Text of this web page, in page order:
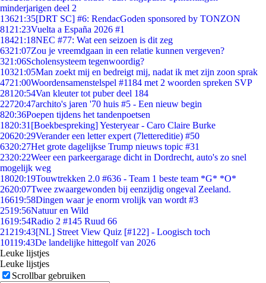
minderjarigen deel 2
13621:35[DRT SC] #6: RendacGoden sponsored by TONZON
81 21:23Vuelta a España 2026 #1
18421:18NEC #77: Wat een seizoen is dit zeg
6321:07Zou je vreemdgaan in een relatie kunnen vergeven?
321:06Scholensysteem tegenwoordig?
10321:05Man zoekt mij en bedreigt mij, nadat ik met zijn zoon sprak
4721:00Woordensamenstelspel #1184 met 2 woorden spreken SVP
281 20:54Van kleuter tot puber deel 184
22720:47archito's jaren '70 huis #5 - Een nieuw begin
820:36Poepen tijdens het tandenpoetsen
1820:31 [Boekbespreking] Yesteryear - Caro Claire Burke
20620:29Verander een letter expert (7lettereditie) #50
6320:27Het grote dagelijkse Trump nieuws topic #31
2320:22Weer een parkeergarage dicht in Dordrecht, auto's zo snel
mogelijk weg
18020:19Touwtrekken 2.0 #636 - Team 1 beste team *G* *O*
2620:07Twee zwaargewonden bij eenzijdig ongeval Zeeland.
16619:58Dingen waar je enorm vrolijk van wordt #3
2519:56Natuur en Wild
1619:54Radio 2 #145 Ruud 66
21219:43[NL] Street View Quiz [#122] - Loogisch toch
10119:43De landelijke hittegolf van 2026
Leuke lijstjes
Leuke lijstjes
Scrollbar gebruiken